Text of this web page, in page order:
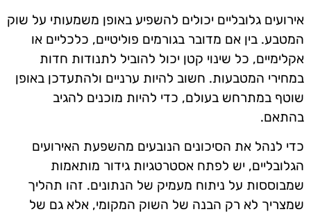
אירועים גלובליים יכולים להשפיע באופן משמעותי על שוק
המטבע. בין אם מדובר בגורמים פוליטיים, כלכליים או
אקלימיים, כל שינוי קטן יכול להוביל לתנודות חדות
במחירי המטבעות. חשוב להיות ערניים ולהתעדכן באופן
שוטף במתרחש בעולם, כדי להיות מוכנים להגיב
בהתאם.
כדי לנהל את הסיכונים הנובעים מהשפעת האירועים
הגלובליים, יש לפתח אסטרטגיות גידור מותאמות
שמבוססות על ניתוח מעמיק של הנתונים. זהו תהליך
שמצריך לא רק הבנה של השוק המקומי, אלא גם של